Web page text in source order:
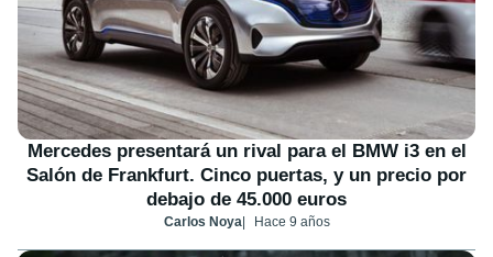
Mercedes presentará un rival para el BMW i3 en el
Salón de Frankfurt. Cinco puertas, y un precio por
debajo de 45.000 euros
Carlos Noya Hace 9 años